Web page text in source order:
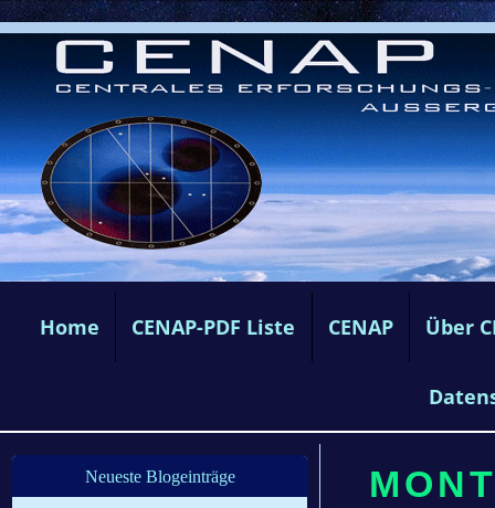
Home CENAP-PDF Liste CENAP Über
Neueste Blogeinträge